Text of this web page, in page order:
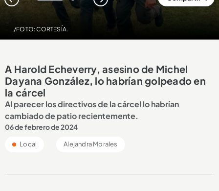
/FOTO: CORTESÍA.
A Harold Echeverry, asesino de Michel
Dayana González, lo habrían golpeado en
la cárcel
Al parecer los directivos de la cárcel lo habrían
cambiado de patio recientemente.
06 de febrero de 2024
Local Alejandra Morales